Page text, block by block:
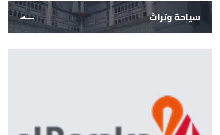
سياحة وتراث